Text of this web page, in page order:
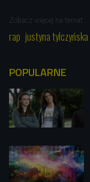
Zobacz więcej na temat:
rap justyna tylczyńska
POPULARNE